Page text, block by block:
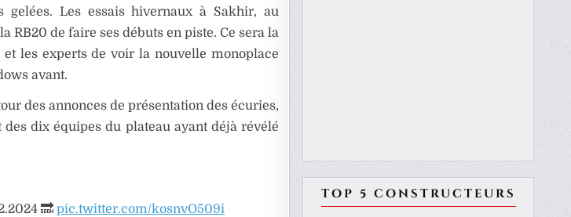
gelées. Les essais hivernaux à Sakhir, au
RB20 de faire ses débuts en piste. Ce sera la
les experts de voir la nouvelle monoplace
avant.
des annonces de présentation des écuries,
dix équipes du plateau ayant déjà révélé
🔜 pic.twitter.com/kosnvO509i
TOP 5 CONSTRUCTEURS